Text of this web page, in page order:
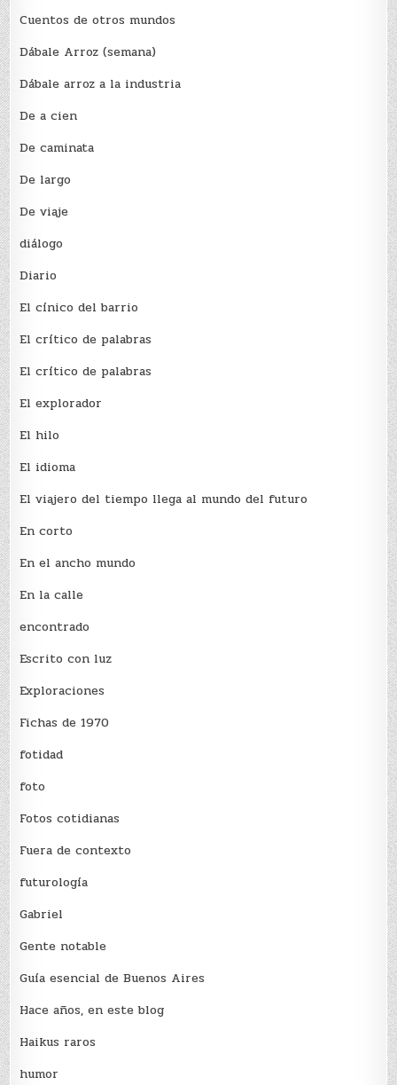
Cuentos de otros mundos
Dábale Arroz (semana)
Dábale arroz a la industria
De a cien
De caminata
De largo
De viaje
diálogo
Diario
El cínico del barrio
El crí­tico de palabras
El crí­tico de palabras
El explorador
El hilo
El idioma
El viajero del tiempo llega al mundo del futuro
En corto
En el ancho mundo
En la calle
encontrado
Escrito con luz
Exploraciones
Fichas de 1970
fotidad
foto
Fotos cotidianas
Fuera de contexto
futurología
Gabriel
Gente notable
Guía esencial de Buenos Aires
Hace años, en este blog
Haikus raros
humor